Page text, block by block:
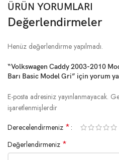
ÜRÜN YORUMLARI
Değerlendirmeler
Henüz değerlendirme yapılmadı.
“Volkswagen Caddy 2003-2010
Barı Basic Model Gri” için yorum
E-posta adresiniz yayınlanmayacak.
işaretlenmişlerdir
Derecelendirmeniz *
Değerlendirmeniz *